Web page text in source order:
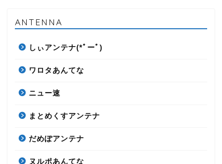
ANTENNA
しぃアンテナ(*ﾟーﾟ)
ワロタあんてな
ニュー速
まとめくすアンテナ
だめぽアンテナ
ヌルポあんてな